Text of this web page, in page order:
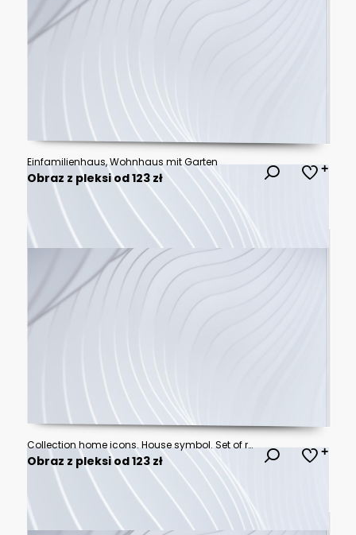
Einfamilienhaus, Wohnhaus mit Garten
Obraz z pleksi od 123 zł
Collection home icons. House symbol. Set of real estate objects and houses black icons isolated on white background. Vector illustration.
Obraz z pleksi od 123 zł